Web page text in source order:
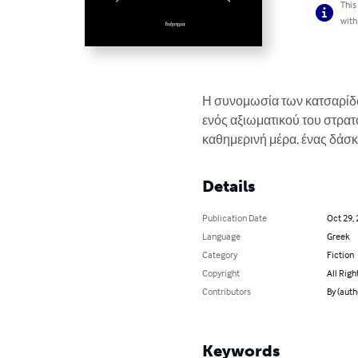
with
Η συνομωσία των
ενός αξιωματικού του
καθημερινή μέρα, ένας
Details
Publication Date
Oct 29,
Language
Greek
Category
Fiction
Copyright
All
Contributors
By
Keywords